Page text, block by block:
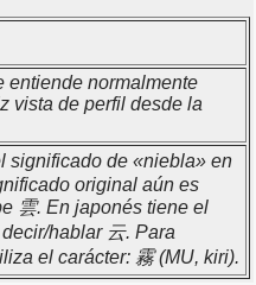
entiende normalmente
vista de perfil desde la
significado de «niebla» en
original aún es
雲. En japonés tiene el
hablar 云. Para
el carácter: 霧 (MU, kiri).